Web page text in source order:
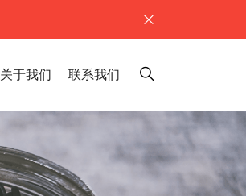
关于我们 联系我们